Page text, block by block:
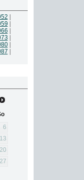
|
6
13
20
27